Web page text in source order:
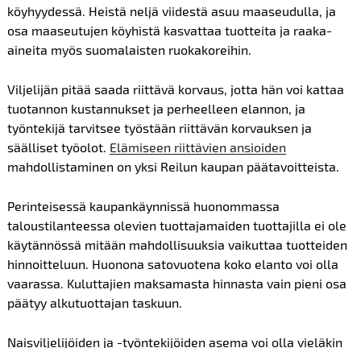
köyhyydessä. Heistä neljä viidestä asuu maaseudulla, ja
osa maaseutujen köyhistä kasvattaa tuotteita ja raaka-
aineita myös suomalaisten ruokakoreihin.
Viljelijän pitää saada riittävä korvaus, jotta hän voi kattaa
tuotannon kustannukset ja perheelleen elannon, ja
työntekijä tarvitsee työstään riittävän korvauksen ja
säälliset työolot. Elämiseen riittävien ansioiden
mahdollistaminen on yksi Reilun kaupan päätavoitteista.
Perinteisessä kaupankäynnissä huonommassa
taloustilanteessa olevien tuottajamaiden tuottajilla ei ole
käytännössä mitään mahdollisuuksia vaikuttaa tuotteiden
hinnoitteluun. Huonona satovuotena koko elanto voi olla
vaarassa. Kuluttajien maksamasta hinnasta vain pieni osa
päätyy alkutuottajan taskuun.
Naisviljelijöiden ja -työntekijöiden asema voi olla vieläkin